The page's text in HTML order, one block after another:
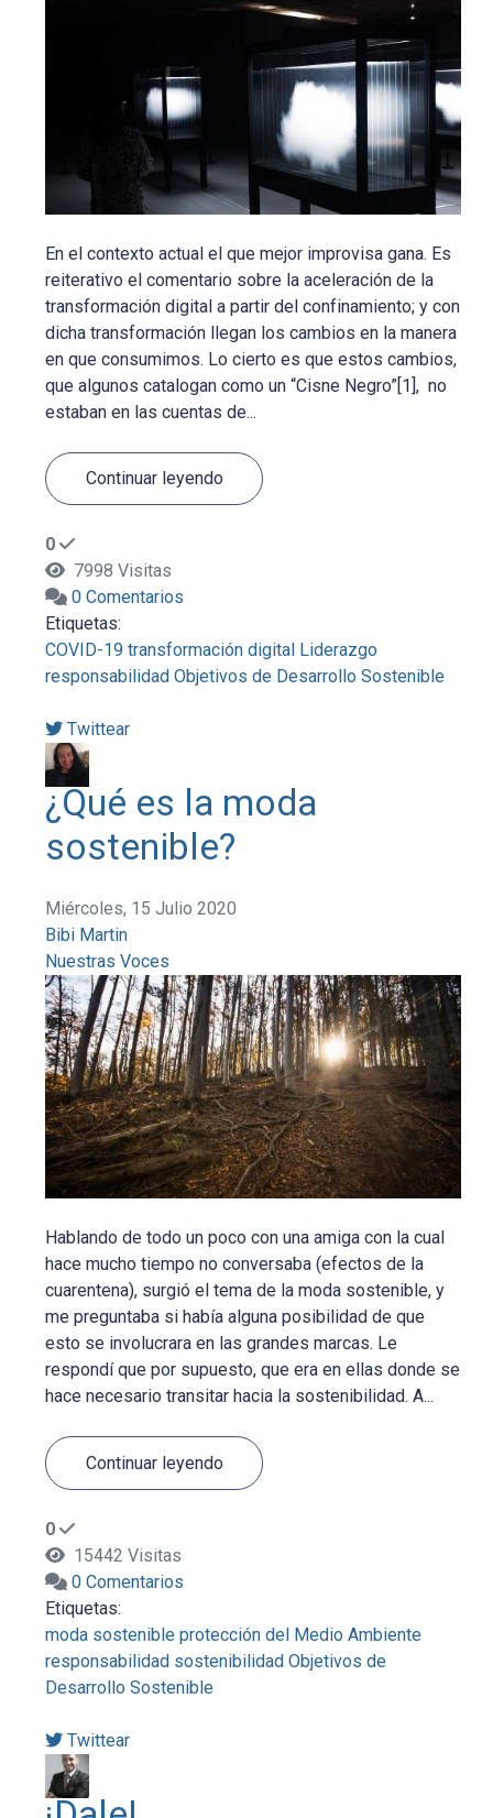
En el contexto actual el que mejor improvisa gana. Es
reiterativo el comentario sobre la aceleración de la
transformación digital a partir del confinamiento; y con
dicha transformación llegan los cambios en la manera
en que consumimos. Lo cierto es que estos cambios,
que algunos catalogan como un “Cisne Negro”[1], no
estaban en las cuentas de...
Continuar leyendo
0
7998 Visitas
0 Comentarios
Etiquetas:
COVID-19 transformación digital Liderazgo
responsabilidad Objetivos de Desarrollo Sostenible
Twittear
¿Qué es la moda
sostenible?
Miércoles, 15 Julio 2020
Bibi Martin
Nuestras Voces
Hablando de todo un poco con una amiga con la cual
hace mucho tiempo no conversaba (efectos de la
cuarentena), surgió el tema de la moda sostenible, y
me preguntaba si había alguna posibilidad de que
esto se involucrara en las grandes marcas. Le
respondí que por supuesto, que era en ellas donde se
hace necesario transitar hacia la sostenibilidad. A...
Continuar leyendo
0
15442 Visitas
0 Comentarios
Etiquetas:
moda sostenible protección del Medio Ambiente
responsabilidad sostenibilidad Objetivos de
Desarrollo Sostenible
Twittear